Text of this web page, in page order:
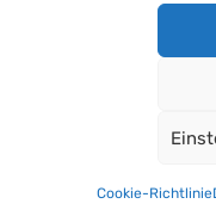
Cookie-Richtlinie